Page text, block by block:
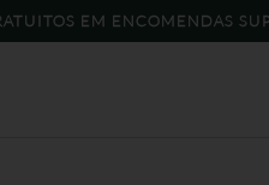
EM ENCOMENDAS